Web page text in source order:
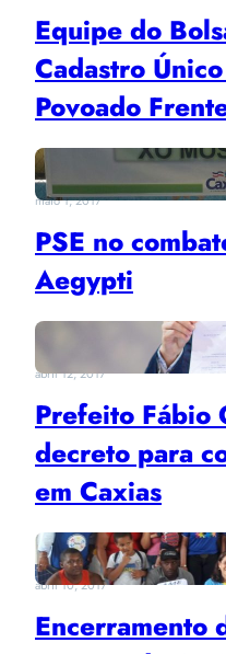
Equipe do
Cadastro
Povoado
maio 1, 2017
PSE no
Aegypti
abril 12, 2017
Prefeito Fábio
decreto para
em Caxias
abril 10, 2017
Encerramento